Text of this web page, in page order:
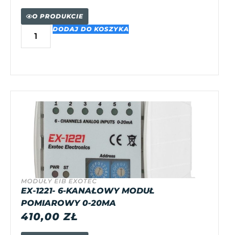
O PRODUKCIE
DODAJ DO KOSZYKA
MODUŁY EIB EXOTEC
EX-1221- 6-KANAŁOWY MODUŁ
POMIAROWY 0-20MA
410,00ZŁ